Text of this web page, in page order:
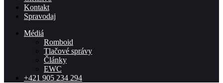
Kontakt
Spravodaj
Médiá
Romboid
Tlačové správy
Články
EWC
+421 905 234 294